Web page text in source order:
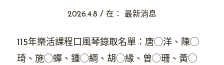
2026.4.8 / 在： 最新消息
115年樂活課程口風琴錄取名單：唐◯洋、陳◯
琦、施◯蟬、鍾◯綱、胡◯緣、曾◯珊、黃◯